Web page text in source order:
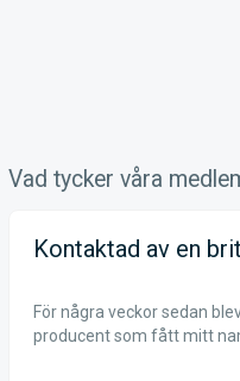
Vad tycker våra
Kontaktad av en
För några veckor sedan
producent som fått mitt